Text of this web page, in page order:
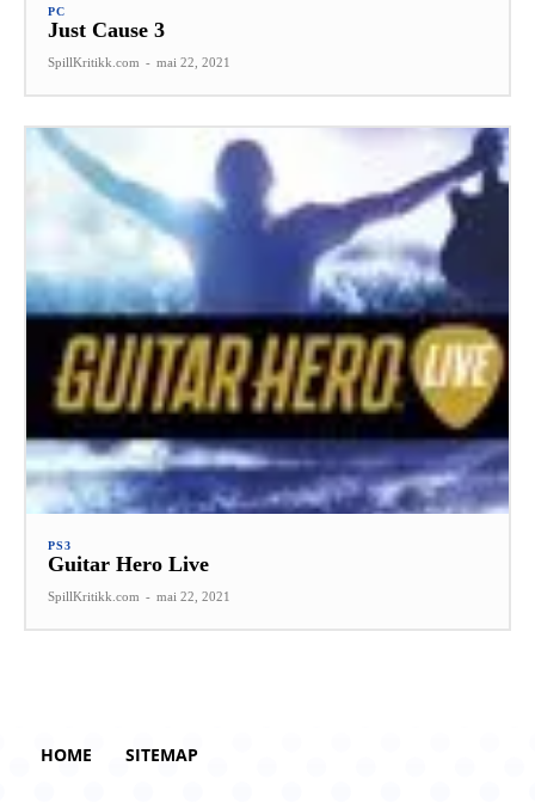
PC
Just Cause 3
SpillKritikk.com - mai 22, 2021
PS3
Guitar Hero Live
SpillKritikk.com - mai 22, 2021
HOME SITEMAP